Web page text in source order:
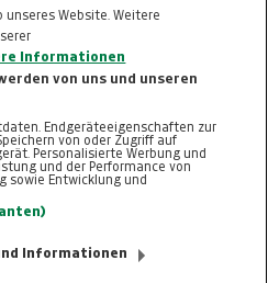
Media Online GmbH |
DATENSCHUTZ
Website. Weitere
Informationen
von uns und unseren
Endgeräteeigenschaften zur
von oder Zugriff auf
Personalisierte Werbung und
und der Performance von
sowie Entwicklung und
Informationen